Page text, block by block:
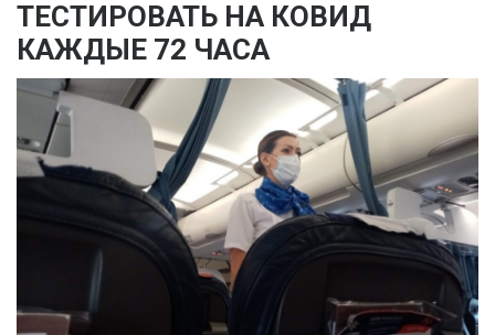
ТЕСТИРОВАТЬ НА КОВИД
КАЖДЫЕ 72 ЧАСА